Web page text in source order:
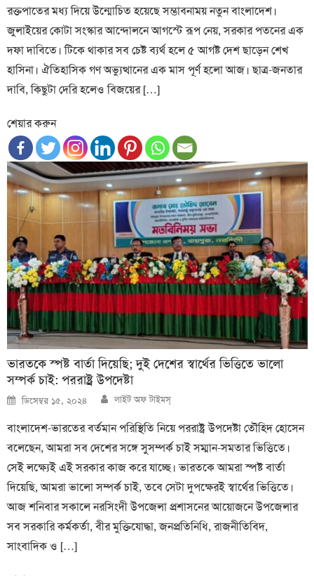
রক্তপাতের মধ্য দিয়ে উন্মোচিত হয়েছে সম্ভাবনাময় নতুন বাংলাদেশ।
জুলাইয়ের কোটা সংস্কার আন্দোলনে আগস্টে রূপ নেয়, সরকার পতনের এক
দফা দাবিতে। টিকে থাকার সব চেষ্ট ব্যর্থ হলে ৫ আগষ্ট দেশ ছাড়েন শেখ
হাসিনা। ঐতিহাসিক গণ অভ্যুত্থানের এক মাস পূর্ণ হলো আজ। ছাত্র-জনতার
দাবি, কিছুটা দেরি হলেও বিজয়ের […]
শেয়ার করুন
ভারতকে স্পষ্ট বার্তা দিয়েছি; দুই দেশের স্বার্থের ভিত্তিতে ভালো
সম্পর্ক চাই: পররাষ্ট্র উপদেষ্টা
Posted
on
ডিসেম্বর ১৫, ২০২৪ Author
লাইট অফ টাইমস্
বাংলাদেশ-ভারতের বর্তমান পরিস্থিতি নিয়ে পররাষ্ট্র উপদেষ্টা তৌহিদ হোসেন
বলেছেন, আমরা সব দেশের সঙ্গে সুসম্পর্ক চাই সম্মান-সমতার ভিত্তিতে।
সেই লক্ষ্যেই এই সরকার কাজ করে যাচ্ছে। ভারতকে আমরা স্পষ্ট বার্তা
দিয়েছি, আমরা ভালো সম্পর্ক চাই, তবে সেটা দুপক্ষেরই স্বার্থের ভিত্তিতে।
আজ শনিবার সকালে নরসিংদী উপজেলা প্রশাসনের আয়োজনে উপজেলার
সব সরকারি কর্মকর্তা, বীর মুক্তিযোদ্ধা, জনপ্রতিনিধি, রাজনীতিবিদ,
সাংবাদিক ও […]